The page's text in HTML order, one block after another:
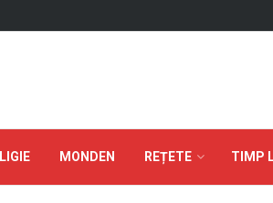
MONDEN REȚETE TIMP